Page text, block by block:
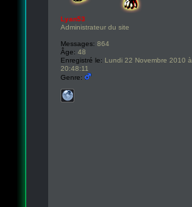
Lyan53
Administrateur du site
Messages: 864
Âge: 48
Enregistré le: Lundi 22 Novembre 2010 à
20:48:11
Genre: